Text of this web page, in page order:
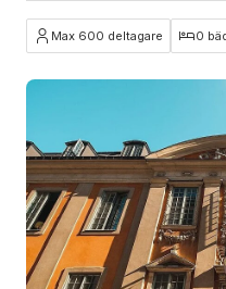
Max 600 deltagare 0